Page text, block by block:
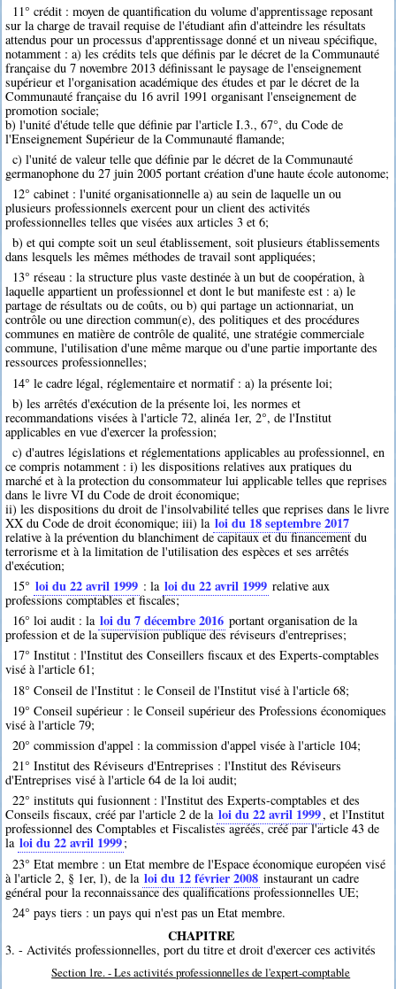
11° crédit : moyen de quantification du volume d'apprentissage reposant
sur la charge de travail requise de l'étudiant afin d'atteindre les résultats
attendus pour un processus d'apprentissage donné et un niveau spécifique,
notamment : a) les crédits tels que définis par le décret de la Communauté
française du 7 novembre 2013 définissant le paysage de l'enseignement
supérieur et l'organisation académique des études et par le décret de la
Communauté française du 16 avril 1991 organisant l'enseignement de
promotion sociale;
b) l'unité d'étude telle que définie par l'article I.3., 67°, du Code de
l'Enseignement Supérieur de la Communauté flamande;
c) l'unité de valeur telle que définie par le décret de la Communauté
germanophone du 27 juin 2005 portant création d'une haute école autonome;
12° cabinet : l'unité organisationnelle a) au sein de laquelle un ou
plusieurs professionnels exercent pour un client des activités
professionnelles telles que visées aux articles 3 et 6;
b) et qui compte soit un seul établissement, soit plusieurs établissements
dans lesquels les mêmes méthodes de travail sont appliquées;
13° réseau : la structure plus vaste destinée à un but de coopération, à
laquelle appartient un professionnel et dont le but manifeste est : a) le
partage de résultats ou de coûts, ou b) qui partage un actionnariat, un
contrôle ou une direction commun(e), des politiques et des procédures
communes en matière de contrôle de qualité, une stratégie commerciale
commune, l'utilisation d'une même marque ou d'une partie importante des
ressources professionnelles;
14° le cadre légal, réglementaire et normatif : a) la présente loi;
b) les arrêtés d'exécution de la présente loi, les normes et
recommandations visées à l'article 72, alinéa 1er, 2°, de l'Institut
applicables en vue d'exercer la profession;
c) d'autres législations et réglementations applicables au professionnel, en
ce compris notamment : i) les dispositions relatives aux pratiques du
marché et à la protection du consommateur lui applicable telles que reprises
dans le livre VI du Code de droit économique;
ii) les dispositions du droit de l'insolvabilité telles que reprises dans le livre
XX du Code de droit économique; iii) la loi du 18 septembre 2017
relative à la prévention du blanchiment de capitaux et du financement du
terrorisme et à la limitation de l'utilisation des espèces et ses arrêtés
d'exécution;
15° loi du 22 avril 1999 : la loi du 22 avril 1999 relative aux
professions comptables et fiscales;
16° loi audit : la loi du 7 décembre 2016 portant organisation de la
profession et de la supervision publique des réviseurs d'entreprises;
17° Institut : l'Institut des Conseillers fiscaux et des Experts-comptables
visé à l'article 61;
18° Conseil de l'Institut : le Conseil de l'Institut visé à l'article 68;
19° Conseil supérieur : le Conseil supérieur des Professions économiques
visé à l'article 79;
20° commission d'appel : la commission d'appel visée à l'article 104;
21° Institut des Réviseurs d'Entreprises : l'Institut des Réviseurs
d'Entreprises visé à l'article 64 de la loi audit;
22° instituts qui fusionnent : l'Institut des Experts-comptables et des
Conseils fiscaux, créé par l'article 2 de la loi du 22 avril 1999, et l'Institut
professionnel des Comptables et Fiscalistes agréés, créé par l'article 43 de
la loi du 22 avril 1999;
23° Etat membre : un Etat membre de l'Espace économique européen visé
à l'article 2, § 1er, l), de la loi du 12 février 2008 instaurant un cadre
général pour la reconnaissance des qualifications professionnelles UE;
24° pays tiers : un pays qui n'est pas un Etat membre.
CHAPITRE
3. - Activités professionnelles, port du titre et droit d'exercer ces activités
Section 1re. - Les activités professionnelles de l'expert-comptable